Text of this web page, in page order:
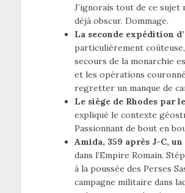
J’ignorais tout de ce
déjà obscur. Dommage.
La seconde expédition
particulièrement
secours de la monarchie
et les opérations
regretter un manque de
Le siège de Rhodes par
expliqué le contexte
Passionnant de bout en
Amida, 359 après J-C,
dans l’Empire Romain.
à la poussée des Perses
campagne militaire dans